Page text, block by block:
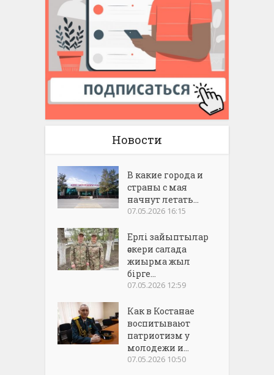
Новости
В какие города и
страны с мая
начнут летать...
07.05.2026 16:15
Ерлі зайыптылар
әскери салада
жиырма жыл
бірге...
07.05.2026 12:59
Как в Костанае
воспитывают
патриотизм у
молодежи и...
07.05.2026 10:50